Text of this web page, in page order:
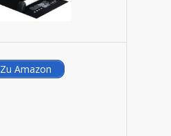
Zu Amazon